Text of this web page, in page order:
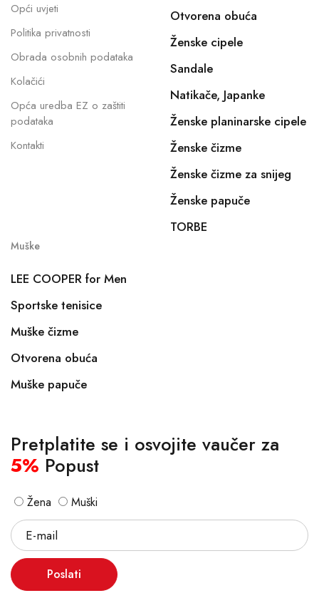
Opći uvjeti
Politika privatnosti
Obrada osobnih podataka
Kolačići
Opća uredba EZ o zaštiti
podataka
Kontakti
Otvorena obuća
Ženske cipele
Sandale
Natikače, Japanke
Ženske planinarske cipele
Ženske čizme
Ženske čizme za snijeg
Ženske papuče
TORBE
Muške
LEE COOPER for Men
Sportske tenisice
Muške čizme
Otvorena obuća
Muške papuče
Pretplatite se i osvojite vaučer za
5% Popust
Žena Muški
Poslati